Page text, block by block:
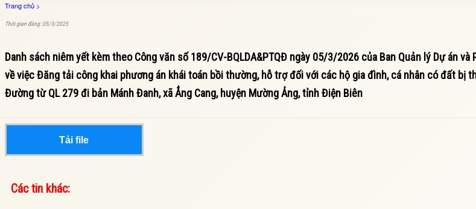
Trang chủ >
Thời gian đăng: 05/3/2025
Danh sách niêm yết kèm theo Công văn số 189/CV-BQLDA&PTQĐ ngày 05/3/2026 của Ban Quản lý Dự án
về việc Đăng tải công khai phương án khái toán bồi thường, hỗ trợ đối với các hộ gia đình, cá nhân có đất bị
Đường từ QL 279 đi bản Mánh Đanh, xã Ẳng Cang, huyện Mường Ảng, tỉnh Điện Biên
Tải file
Các tin khác: